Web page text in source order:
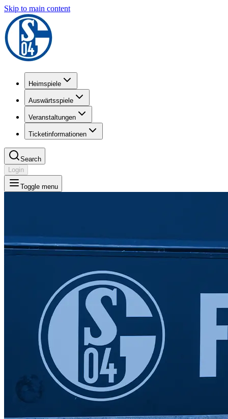
Skip to main content
Heimspiele
Auswärtsspiele
Veranstaltungen
Ticketinformationen
Search
Login
Toggle menu